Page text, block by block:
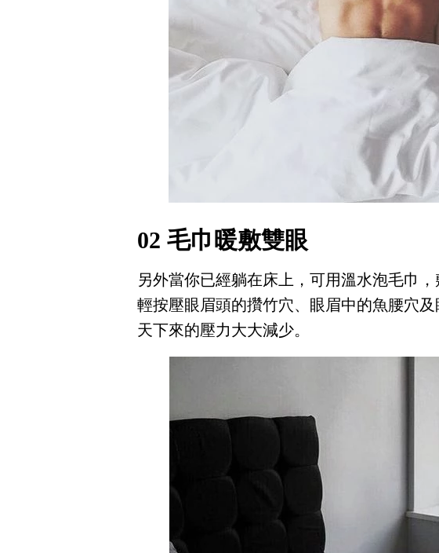
02 毛巾暖敷雙眼
另外當你已經躺在床上，可用溫水泡毛巾
輕按壓眼眉頭的攢竹穴、眼眉中的魚腰穴
天下來的壓力大大減少。